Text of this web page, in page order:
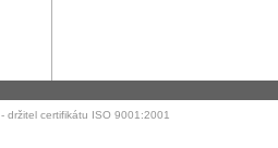
- držitel certifikátu ISO 9001:2001